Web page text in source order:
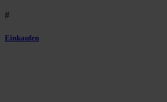
#
Einkaufen